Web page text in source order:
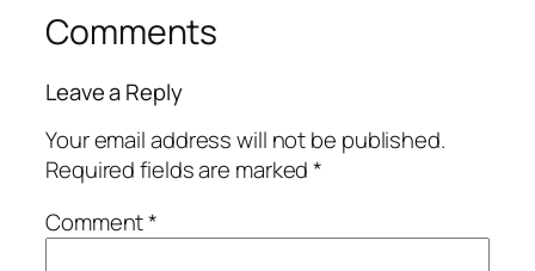
Comments
Leave a Reply
Your email address will not be published.
Required fields are marked*
Comment*